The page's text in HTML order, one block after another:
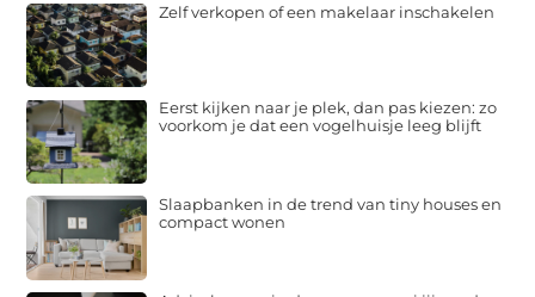
Zelf verkopen of een makelaar inschakelen
Eerst kijken naar je plek, dan pas kiezen: zo
voorkom je dat een vogelhuisje leeg blijft
Slaapbanken in de trend van tiny houses en
compact wonen